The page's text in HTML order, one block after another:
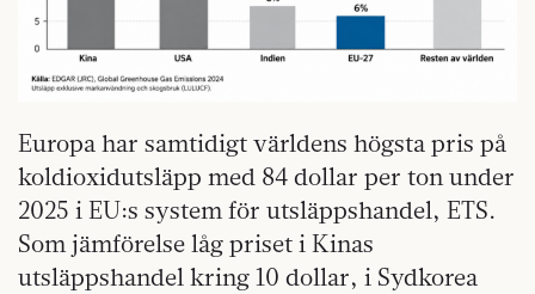
Europa har samtidigt världens högsta pris på
koldioxidutsläpp med 84 dollar per ton under
2025 i EU:s system för utsläppshandel, ETS.
Som jämförelse låg priset i Kinas
utsläppshandel kring 10 dollar, i Sydkorea